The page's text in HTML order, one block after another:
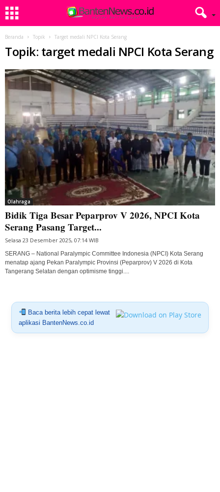
Beranda Topik Target medali NPCI Kota Serang
Topik: target medali NPCI Kota Serang
Olahraga
Bidik Tiga Besar Peparprov V 2026, NPCI Kota
Serang Pasang Target...
Selasa 23 Desember 2025, 07:14 WIB
SERANG – National Paralympic Committee Indonesia (NPCI) Kota Serang
menatap ajang Pekan Paralympic Provinsi (Peparprov) V 2026 di Kota
Tangerang Selatan dengan optimisme tinggi....
Baca berita lebih cepat lewat
aplikasi BantenNews.co.id